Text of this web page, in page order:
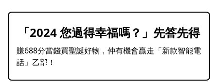
「2024 您過得幸福嗎？」先答先得
賺688分當錢買聖誕好物，仲有機會贏走「新款智能電
話」乙部！